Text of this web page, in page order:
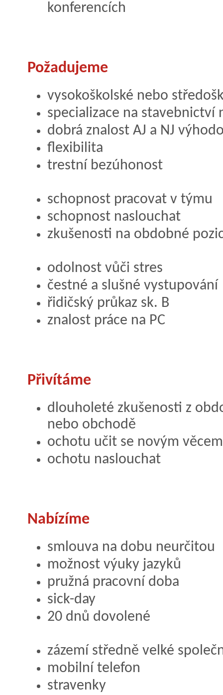
konferencích
Požadujeme
vysokoškolské nebo
specializace na
dobrá znalost AJ a NJ
flexibilita
trestní bezúhonost
schopnost pracovat v týmu
schopnost naslouchat
zkušenosti na obdobné
odolnost vůči stres
čestné a slušné vystupování
řidičský průkaz sk. B
znalost práce na PC
Přivítáme
dlouholeté zkušenosti z
nebo obchodě
ochotu učit se novým věcem
ochotu naslouchat
Nabízíme
smlouva na dobu neurčitou
možnost výuky jazyků
pružná pracovní doba
sick-day
20 dnů dovolené
zázemí středně velké
mobilní telefon
stravenky